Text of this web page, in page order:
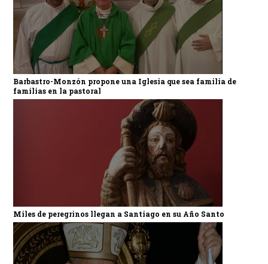
Barbastro-Monzón propone una Iglesia que sea familia de
familias en la pastoral
Miles de peregrinos llegan a Santiago en su Año Santo